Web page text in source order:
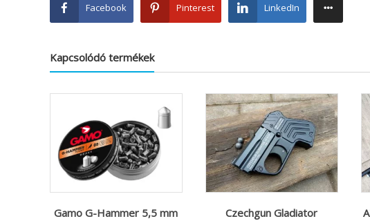
Facebook Pinterest LinkedIn
Kapcsolódó termékek
Gamo G-Hammer 5,5 mm Czechgun Gladiator